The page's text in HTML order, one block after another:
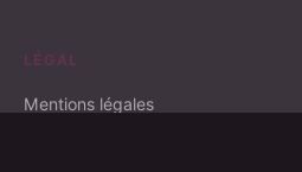
LÉGAL
Mentions légales